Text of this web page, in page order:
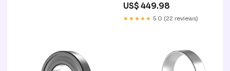
US$ 449.98
★★★★★ 5.0 (22 reviews)